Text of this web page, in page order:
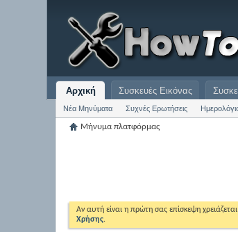
Αρχική
Νέα Μηνύματα Συχνές Ερωτήσεις
Συσκευές Εικόνας
Μήνυμα πλατφόρμας
Αν αυτή είναι η πρώτη σας επίσκεψη
Χρήσης.